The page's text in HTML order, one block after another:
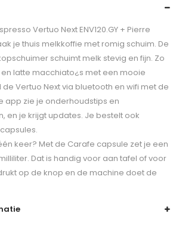
Vertuo Next ENV120.GY + Pierre
je thuis melkkoffie met romig schuim. De
schuimt melk stevig en fijn. Zo
latte macchiato¿s met een mooie
Vertuo Next via bluetooth en wifi met de
app zie je onderhoudstips en
en je krijgt updates. Je bestelt ook
keer? Met de Carafe capsule zet je een
Dat is handig voor aan tafel of voor
op de knop en de machine doet de